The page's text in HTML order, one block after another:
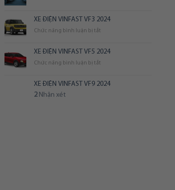
XE ĐIỆN VINFAST VF3 2024
Chức năng bình luận bị tắtở
VF3
XE ĐIỆN VINFAST VF5 2024
Chức năng bình luận bị tắtở
XE ĐIỆN VINFAST VF9 2024
2Nhận xét